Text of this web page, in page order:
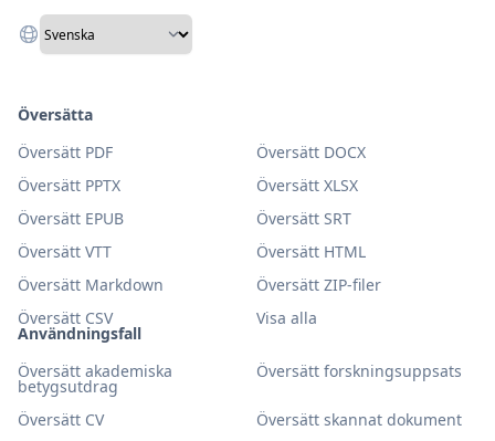
Användningsfall
Översätt akademiska
betygsutdrag
Översätt forskningsuppsats
Översätt CV
Översätt skannat dokument
Översätta
Översätt PDF
Översätt DOCX
Översätt PPTX
Översätt XLSX
Översätt EPUB
Översätt SRT
Översätt VTT
Översätt HTML
Översätt Markdown
Översätt ZIP-filer
Översätt CSV
Visa alla